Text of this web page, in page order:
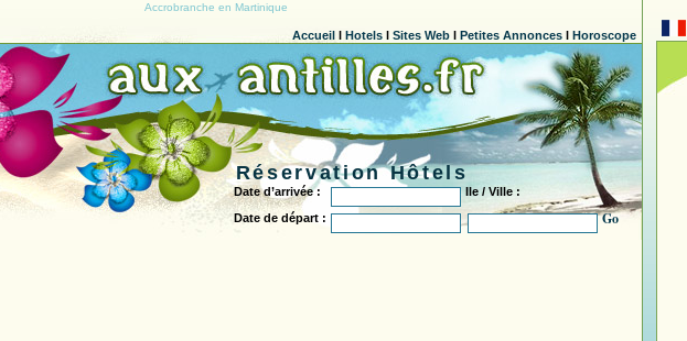
Accrobranche en Martinique
Accueill Hotelsl Sites Webl Petites Annoncesl Horoscope
Réservation Hôtels
Date d’arrivée :
Ile / Ville :
Date de départ :
Go